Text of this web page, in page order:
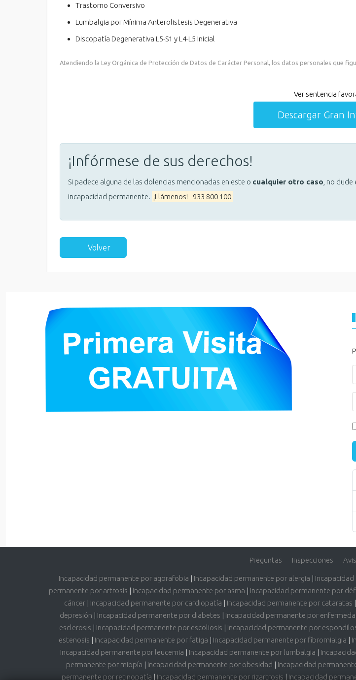
Trastorno Conversivo
Lumbalgia por Mínima Anterolistesis Degenerativa
Discopatía Degenerativa L5-S1 y L4-L5 Inicial
Atendiendo la Ley Orgánica de Protección de Datos de Carácter Personal, los datos personales que
Ver sentencia
Descargar Gran
¡Infórmese de sus derechos!
Si padece alguna de las dolencias mencionadas en este o cualquier otro caso , no
incapacidad permanente. ¡Llámenos! - 933 800 100
Volver
Preguntas Inspecciones
Incapacidad permanente por agorafobia | Incapacidad permanente por alergia |
permanente por artrosis | Incapacidad permanente por asma | Incapacidad permanente por
cáncer | Incapacidad permanente por cardiopatía | Incapacidad permanente por cataratas |
depresión | Incapacidad permanente por diabetes | Incapacidad permanente por
esclerosis | Incapacidad permanente por escoliosis | Incapacidad permanente por
estenosis | Incapacidad permanente por fatiga | Incapacidad permanente por fibromialgia |
Incapacidad permanente por leucemia | Incapacidad permanente por lumbalgia |
permanente por miopía | Incapacidad permanente por obesidad | Incapacidad
permanente por retinopatía | Incapacidad permanente por rizartrosis | Incapacidad